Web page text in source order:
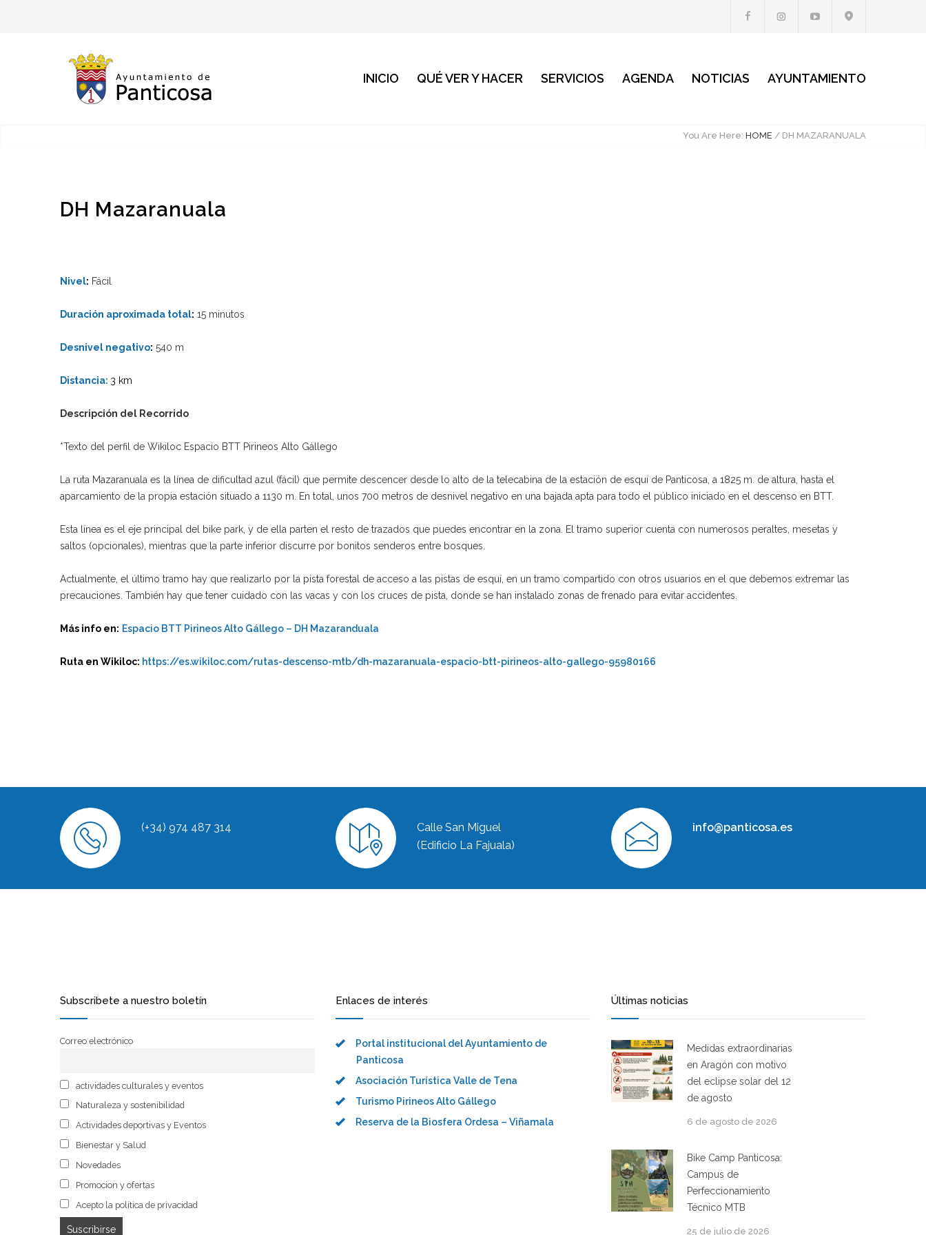
INICIO QUÉ VER Y HACER SERVICIOS AGENDA NOTICIAS AYUNTAMIENTO
You Are Here: HOME / DH MAZARANUALA
DH Mazaranuala
Nivel: Fácil
Duración aproximada total: 15 minutos
Desnivel negativo: 540 m
Distancia: 3 km
Descripción del Recorrido
*Texto del perfil de Wikiloc Espacio BTT Pirineos Alto Gállego
La ruta Mazaranuala es la línea de dificultad azul (fácil) que permite descencer desde lo alto de la telecabina de la estación de esquí de Panticosa, a 1825 m. de altura, hasta el
aparcamiento de la propia estación situado a 1130 m. En total, unos 700 metros de desnivel negativo en una bajada apta para todo el público iniciado en el descenso en BTT.
Esta línea es el eje principal del bike park, y de ella parten el resto de trazados que puedes encontrar en la zona. El tramo superior cuenta con numerosos peraltes, mesetas y
saltos (opcionales), mientras que la parte inferior discurre por bonitos senderos entre bosques.
Actualmente, el último tramo hay que realizarlo por la pista forestal de acceso a las pistas de esquí, en un tramo compartido con otros usuarios en el que debemos extremar las
precauciones. También hay que tener cuidado con las vacas y con los cruces de pista, donde se han instalado zonas de frenado para evitar accidentes.
Más info en: Espacio BTT Pirineos Alto Gállego – DH Mazaranduala
Ruta en Wikiloc: https://es.wikiloc.com/rutas-descenso-mtb/dh-mazaranuala-espacio-btt-pirineos-alto-gallego-95980166
(+34) 974 487 314
Calle San Miguel
(Edificio La Fajuala)
info@panticosa.es
Subscribete a nuestro boletín
Correo electrónico
actividades culturales y eventos
Naturaleza y sostenibilidad
Actividades deportivas y Eventos
Bienestar y Salud
Novedades
Promocion y ofertas
Acepto la política de privacidad
Enlaces de interés
Portal institucional del Ayuntamiento de
Panticosa
Asociación Turística Valle de Tena
Turismo Pirineos Alto Gállego
Reserva de la Biosfera Ordesa – Viñamala
Últimas noticias
Medidas extraordinarias
en Aragón con motivo
del eclipse solar del 12
de agosto
6 de agosto de 2026
Bike Camp Panticosa:
Campus de
Perfeccionamiento
Técnico MTB
25 de julio de 2026